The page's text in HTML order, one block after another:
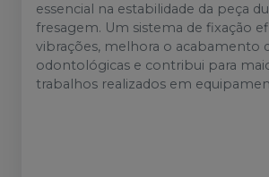
essencial na estabilidade da peça
fresagem. Um sistema de fixação
vibrações, melhora o acabamento
odontológicas e contribui para
trabalhos realizados em